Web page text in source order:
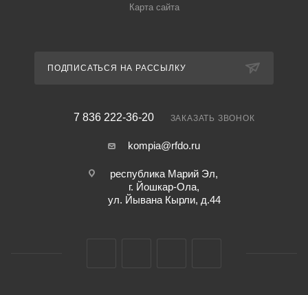
Карта сайта
ПОДПИСАТЬСЯ НА РАССЫЛКУ
7 836 222-36-20 ЗАКАЗАТЬ ЗВОНОК
kompia@rfdo.ru
республика Марий Эл,
г. Йошкар-Ола,
ул. Йывана Кырли, д.44